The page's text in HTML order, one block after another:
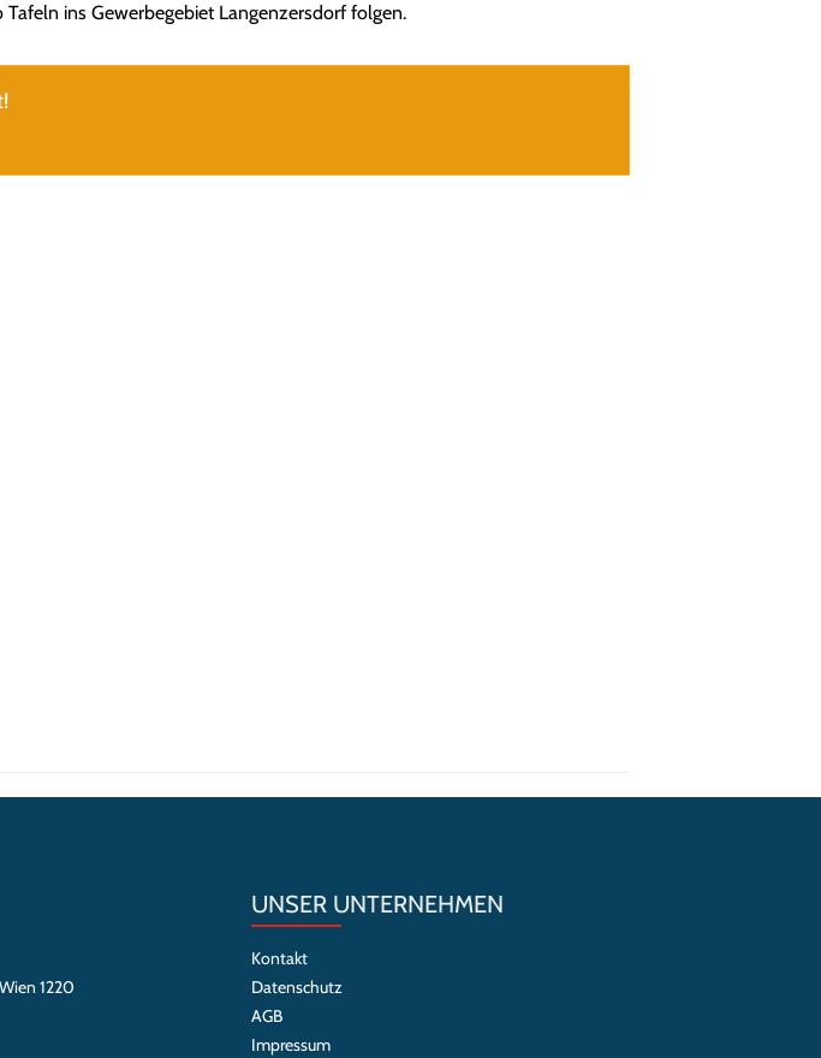
ins Gewerbegebiet Langenzersdorf folgen.
1220
UNSER UNTERNEHMEN
Kontakt
Datenschutz
AGB
Impressum